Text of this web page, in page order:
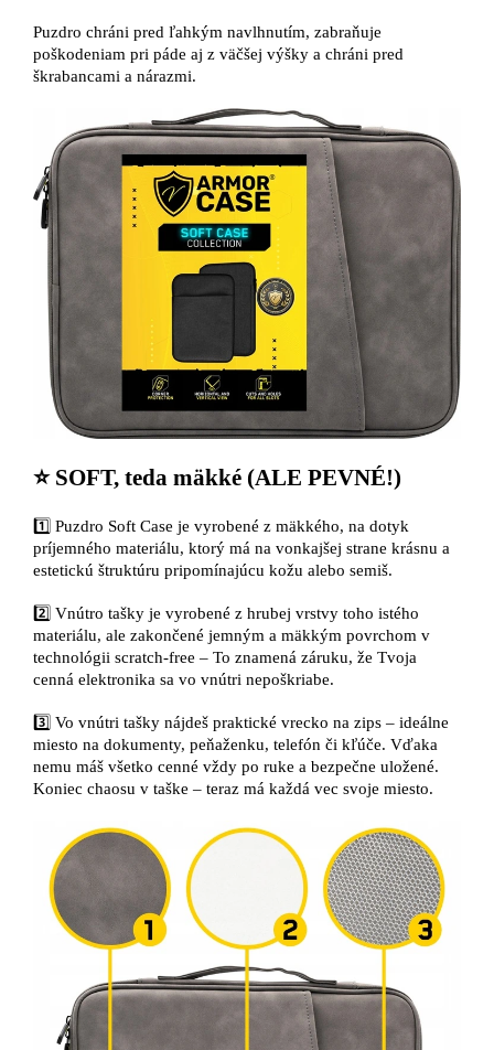
Puzdro chráni pred ľahkým navlhnutím, zabraňuje
poškodeniam pri páde aj z väčšej výšky a chráni pred
škrabancami a nárazmi.
⭐ SOFT, teda mäkké (ALE PEVNÉ!)
1️⃣ Puzdro Soft Case je vyrobené z mäkkého, na dotyk
príjemného materiálu, ktorý má na vonkajšej strane krásnu a
estetickú štruktúru pripomínajúcu kožu alebo semiš.
2️⃣ Vnútro tašky je vyrobené z hrubej vrstvy toho istého
materiálu, ale zakončené jemným a mäkkým povrchom v
technológii scratch-free – To znamená záruku, že Tvoja
cenná elektronika sa vo vnútri nepoškriabe.
3️⃣ Vo vnútri tašky nájdeš praktické vrecko na zips – ideálne
miesto na dokumenty, peňaženku, telefón či kľúče. Vďaka
nemu máš všetko cenné vždy po ruke a bezpečne uložené.
Koniec chaosu v taške – teraz má každá vec svoje miesto.